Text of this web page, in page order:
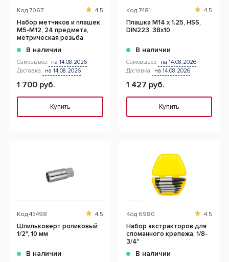
Код 7067 4.5
Набор метчиков и плашек
М5-М12, 24 предмета,
метрическая резьба
В наличии
Самовывоз: на 14.08.2026
Доставка: на 14.08.2026
1 700 руб.
Купить
Код 7481 4.5
Плашка М14 х 1.25, HSS,
DIN223, 38x10
В наличии
Самовывоз: на 14.08.2026
Доставка: на 14.08.2026
1 427 руб.
Купить
Код 45498 4.5
Шпильковерт роликовый
1/2", 10 мм
В наличии
Код 6980 4.5
Набор экстракторов для
сломанного крепежа, 1/8-
3/4"
В наличии